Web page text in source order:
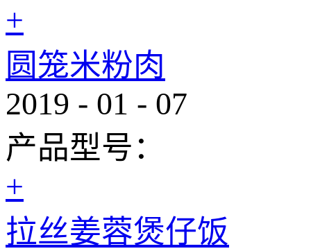
+
圆笼米粉肉
2019 - 01 - 07
产品型号：
+
拉丝姜蓉煲仔饭